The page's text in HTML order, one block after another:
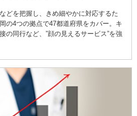
どを把握し、きめ細やかに対応するた
の4つの拠点で47都道府県をカバー。キ
の同行など、”顔の見えるサービス”を強